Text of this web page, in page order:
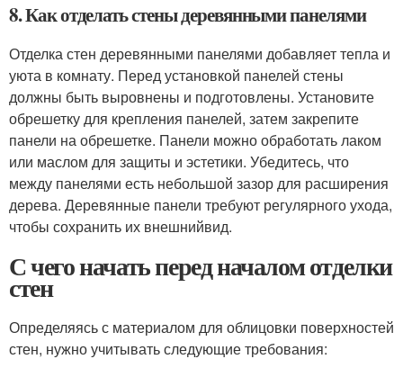
8. Как отделать стены деревянными панелями
Отделка стен деревянными панелями добавляет тепла и
уюта в комнату. Перед установкой панелей стены
должны быть выровнены и подготовлены. Установите
обрешетку для крепления панелей, затем закрепите
панели на обрешетке. Панели можно обработать лаком
или маслом для защиты и эстетики. Убедитесь, что
между панелями есть небольшой зазор для расширения
дерева. Деревянные панели требуют регулярного ухода,
чтобы сохранить их внешнийвид.
С чего начать перед началом отделки
стен
Определяясь с материалом для облицовки поверхностей
стен, нужно учитывать следующие требования: